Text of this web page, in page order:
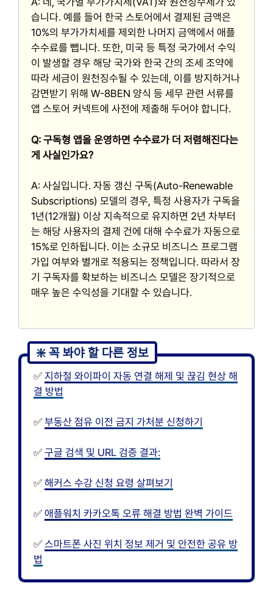
습니다. 예를 들어 한국 스토어에서 결제된 금액은
10%의 부가가치세를 제외한 나머지 금액에서 애플
수수료를 뺍니다. 또한, 미국 등 특정 국가에서 수익
이 발생할 경우 해당 국가와 한국 간의 조세 조약에
따라 세금이 원천징수될 수 있는데, 이를 방지하거나
감면받기 위해 W-8BEN 양식 등 세무 관련 서류를
앱 스토어 커넥트에 사전에 제출해 두어야 합니다.
Q: 구독형 앱을 운영하면 수수료가 더 저렴해진다는
게 사실인가요?
A: 사실입니다. 자동 갱신 구독(Auto-Renewable
Subscriptions) 모델의 경우, 특정 사용자가 구독을
1년(12개월) 이상 지속적으로 유지하면 2년 차부터
는 해당 사용자의 결제 건에 대해 수수료가 자동으로
15%로 인하됩니다. 이는 소규모 비즈니스 프로그램
가입 여부와 별개로 적용되는 정책입니다. 따라서 장
기 구독자를 확보하는 비즈니스 모델은 장기적으로
매우 높은 수익성을 기대할 수 있습니다.
✅ 지하철 와이파이 자동 연결 해제 및 끊김 현상 해
결 방법
✅ 부동산 점유 이전 금지 가처분 신청하기
✅ 구글 검색 및 URL 검증 결과:
✅ 해커스 수강 신청 요령 살펴보기
✅ 애플워치 카카오톡 오류 해결 방법 완벽 가이드
✅ 스마트폰 사진 위치 정보 제거 및 안전한 공유 방
법